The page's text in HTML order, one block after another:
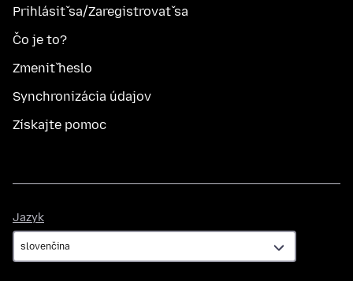
Prihlásiť sa/Zaregistrovať sa
Čo je to?
Zmeniť heslo
Synchronizácia údajov
Získajte pomoc
Jazyk